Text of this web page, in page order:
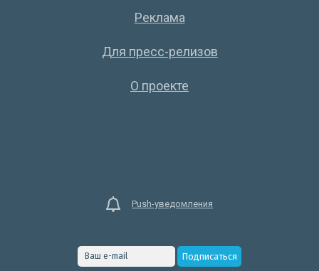
Реклама
Для пресс-релизов
О проекте
Push-уведомления